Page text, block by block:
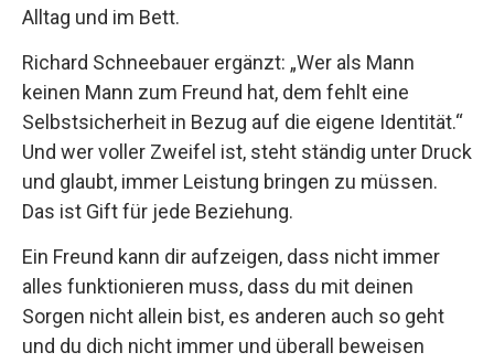
Alltag und im Bett.
Richard Schneebauer ergänzt: „Wer als Mann
keinen Mann zum Freund hat, dem fehlt eine
Selbstsicherheit in Bezug auf die eigene Identität.“
Und wer voller Zweifel ist, steht ständig unter Druck
und glaubt, immer Leistung bringen zu müssen.
Das ist Gift für jede Beziehung.
Ein Freund kann dir aufzeigen, dass nicht immer
alles funktionieren muss, dass du mit deinen
Sorgen nicht allein bist, es anderen auch so geht
und du dich nicht immer und überall beweisen